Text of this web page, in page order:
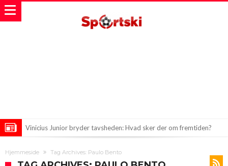
Vinicius Junior bryder tavsheden: Hvad sker der om fremtiden?
Nova Real Madrid-stjerne debuterer med et nummer uden for
Hjemmeside Tag Archives: Paulo Bento